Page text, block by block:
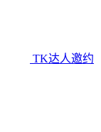
TK达人邀约